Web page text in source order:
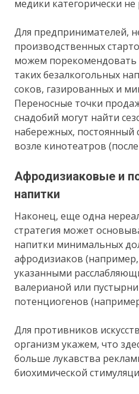
медики категорически
Для предпринимателей,
производственных
можем порекомендовать
таких безалкогольных
соков, газированных и
Переносные точки
снадобий могут найти
набережных, постоянный
возле кинотеатров (после
Афродизиаковые и
напитки
Наконец, еще одна
стратегия может
напитки минимальных
афродизиаков
указанными
валерианой или
потенциогенов
Для противников
организм укажем, что
больше лукавства
биохимической